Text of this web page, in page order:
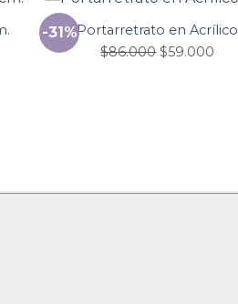
-31%Portarretrato en Acrílico
$86.000 $59.000